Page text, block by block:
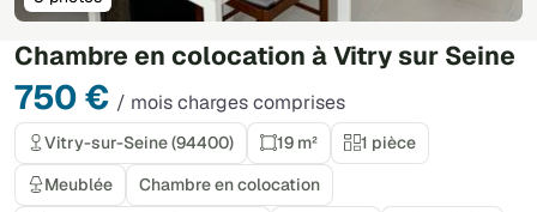
Chambre en colocation à Vitry sur Seine
750 € / mois charges comprises
Vitry-sur-Seine (94400) 19 m²
1 pièce
Meublée
Chambre en colocation